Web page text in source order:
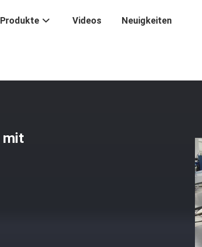
Produkte Videos Neuigkeiten
mit